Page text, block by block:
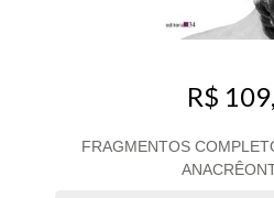
R$
FRAGMENTOS